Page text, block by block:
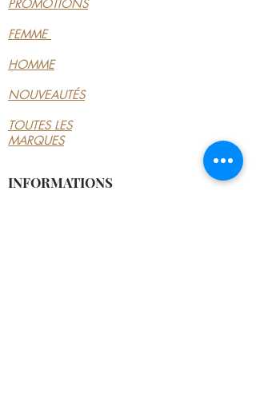
PROMOTIONS
FEMME
HOMME
NOUVEAUTÉS
TOUTES LES
MARQUES
INFORMATIONS